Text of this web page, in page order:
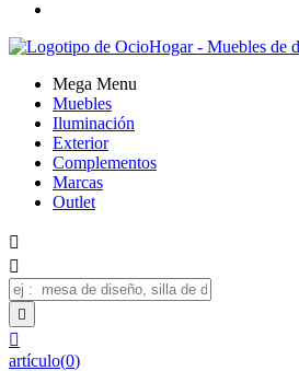
Mega Menu
Muebles
Iluminación
Exterior
Complementos
Marcas
Outlet




artículo(0)